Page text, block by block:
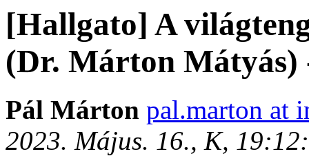
[Hallgato] A
(Dr. Márton Mátyás)
Pál Márton pal.marton at
2023. Május. 16., K,